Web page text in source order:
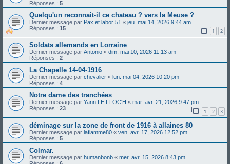
Réponses : 5
Quelqu'un reconnait-il ce chateau ? vers la Meuse ?
Dernier message par Pax et labor 51 « jeu. mai 14, 2026 9:44 am
Réponses : 15 1 2
Soldats allemands en Lorraine
Dernier message par Antonio « dim. mai 10, 2026 11:13 am
Réponses : 2
La Chapelle 14-04-1916
Dernier message par chevalier « lun. mai 04, 2026 10:20 pm
Réponses : 4
Notre dame des tranchées
Dernier message par Yann LE FLOC'H « mar. avr. 21, 2026 9:47 pm
Réponses : 23 1 2 3
déminage sur la zone de front de 1916 à allaines 80
Dernier message par laflamme80 « ven. avr. 17, 2026 12:52 pm
Réponses : 5
Colmar.
Dernier message par humanbonb « mer. avr. 15, 2026 8:43 pm